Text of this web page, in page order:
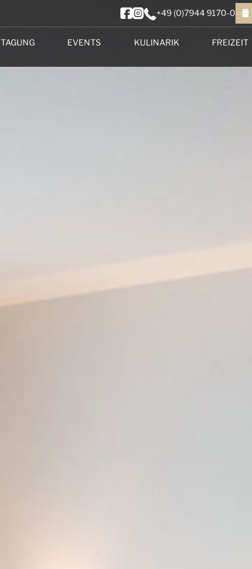
+49 (0)7944 9170-0
TAGUNG EVENTS KULINARIK FREIZEIT